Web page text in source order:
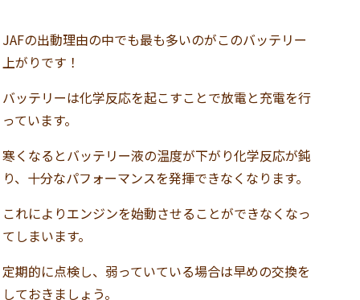
JAFの出動理由の中でも最も多いのがこのバッテリー
上がりです！
バッテリーは化学反応を起こすことで放電と充電を行
っています。
寒くなるとバッテリー液の温度が下がり化学反応が鈍
り、十分なパフォーマンスを発揮できなくなります。
これによりエンジンを始動させることができなくなっ
てしまいます。
定期的に点検し、弱っていている場合は早めの交換を
しておきましょう。